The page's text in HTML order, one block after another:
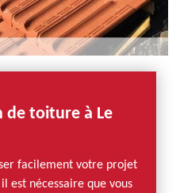
de toiture à Le
facilement votre projet
est nécessaire que vous